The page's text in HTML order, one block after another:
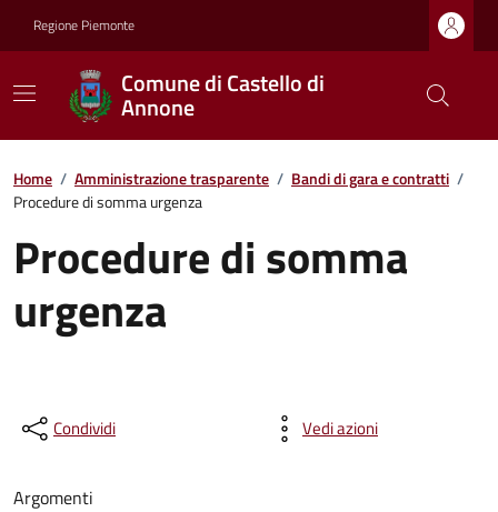
Regione Piemonte
Comune di Castello di
Annone
Home / Amministrazione trasparente / Bandi di gara e contratti /
Procedure di somma urgenza
Procedure di somma
urgenza
Condividi Vedi azioni
Argomenti